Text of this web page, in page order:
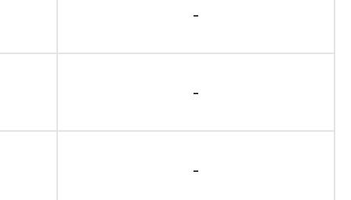
-
-
-